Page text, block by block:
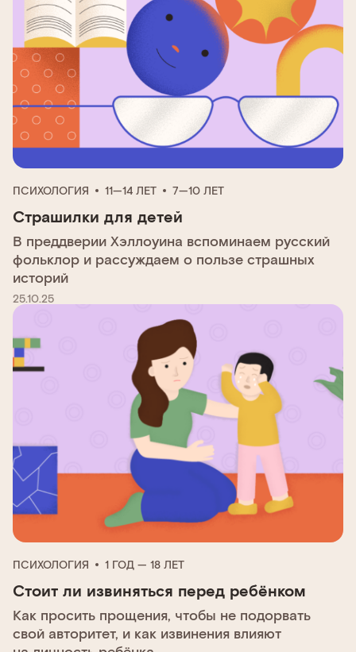
ПСИХОЛОГИЯ 11—14 ЛЕТ 7—10 ЛЕТ
Страшилки для детей
В преддверии Хэллоуина вспоминаем русский
фольклор и рассуждаем о пользе страшных
историй
25.10.25
ПСИХОЛОГИЯ 1 ГОД — 18 ЛЕТ
Стоит ли извиняться перед ребёнком
Как просить прощения, чтобы не подорвать
свой авторитет, и как извинения влияют